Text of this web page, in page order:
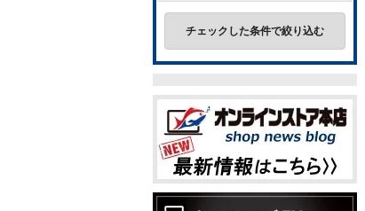
チェックした条件で絞り込む